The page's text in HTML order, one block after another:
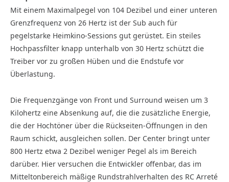
Mit einem Maximalpegel von 104 Dezibel und einer unteren
Grenzfrequenz von 26 Hertz ist der Sub auch für
pegelstarke Heimkino-Sessions gut gerüstet. Ein steiles
Hochpassfilter knapp unterhalb von 30 Hertz schützt die
Treiber vor zu großen Hüben und die Endstufe vor
Überlastung.
Die Frequenzgänge von Front und Surround weisen um 3
Kilohertz eine Absenkung auf, die die zusätzliche Energie,
die der Hochtöner über die Rückseiten-Öffnungen in den
Raum schickt, ausgleichen sollen. Der Center bringt unter
800 Hertz etwa 2 Dezibel weniger Pegel als im Bereich
darüber. Hier versuchen die Entwickler offenbar, das im
Mitteltonbereich mäßige Rundstrahlverhalten des RC Arreté